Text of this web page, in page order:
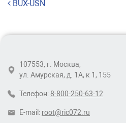
Навигация по
BUX-USN
107553, г. Москва,
ул. Амурская, д. 1А, к 1, 155
Телефон: 8-800-250-63-12
E-mail: root@ric072.ru